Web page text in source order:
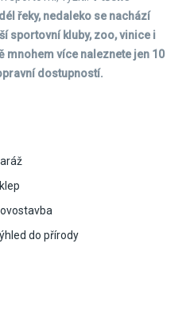
řeky, nedaleko se nachází
sportovní kluby, zoo, vinice i
mnohem více naleznete jen 10
dostupností.
do přírody